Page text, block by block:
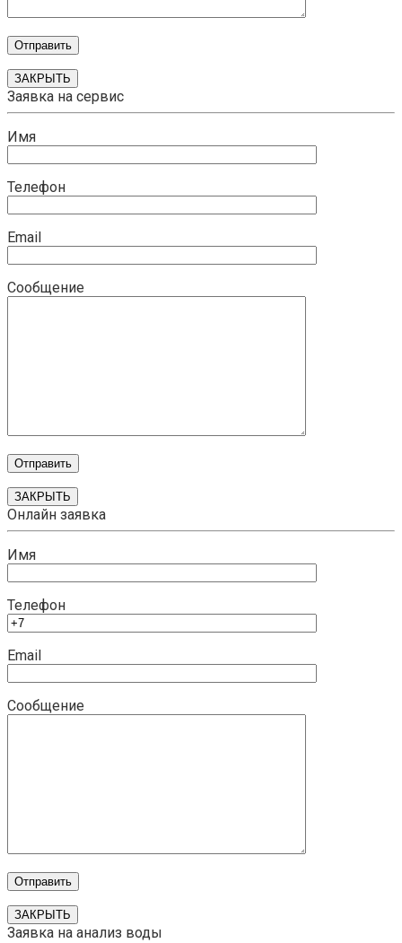
ЗАКРЫТЬ
Заявка на сервис
Имя
Телефон
Email
Сообщение
ЗАКРЫТЬ
Онлайн заявка
Имя
Телефон
Email
Сообщение
ЗАКРЫТЬ
Заявка на анализ воды